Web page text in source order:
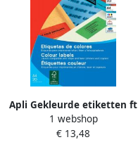
Apli Gekleurde etiketten ft
105 x 37 mm(b x h ) groen
320 stuks 16 per blad(1598 )
1 webshop
€ 13,48